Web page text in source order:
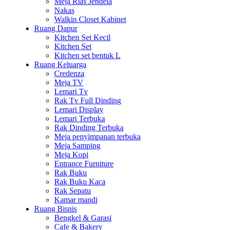
Nakas
Walkin Closet Kabinet
Ruang Dapur
Kitchen Set Kecil
Kitchen Set
Kitchen set bentuk L
Ruang Keluarga
Credenza
Meja TV
Lemari Tv
Rak Tv Full Dinding
Lemari Display
Lemari Terbuka
Rak Dinding Terbuka
Meja penyimpanan terbuka
Meja Samping
Meja Kopi
Entrance Furniture
Rak Buku
Rak Buku Kaca
Rak Sepatu
Kamar mandi
Ruang Bisnis
Bengkel & Garasi
Cafe & Bakery